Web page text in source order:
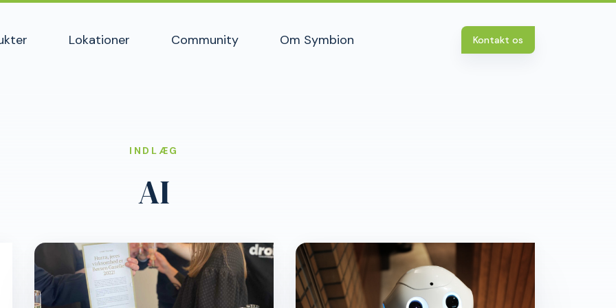
Lokationer Community Om Symbion Kontakt os
INDLÆG
AI